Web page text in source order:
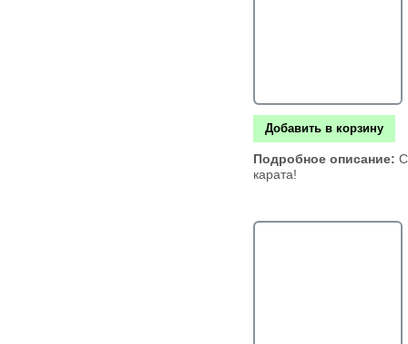
Добавить в корзину
Подробное описание:
карата!